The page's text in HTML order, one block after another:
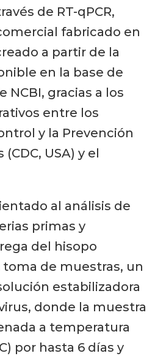
de RT-qPCR,
fabricado en
a partir de la
en la base de
NCBI, gracias a los
entre los
y la Prevención
USA) y el
al análisis de
primas y
del hisopo
de muestras, un
estabilizadora
donde la muestra
a temperatura
por hasta 6 días y